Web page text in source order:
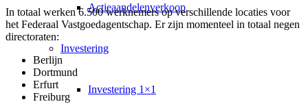
Actieaandelenverkoop
Investering
Investering 1×1
In totaal werken 6.500 werknemers op verschillende locaties voor
het Federaal Vastgoedagentschap. Er zijn momenteel in totaal negen
directoraten:
Berlijn
Dortmund
Erfurt
Freiburg